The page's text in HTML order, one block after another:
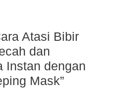
Atasi Bibir
dan
Instan dengan
Mask”